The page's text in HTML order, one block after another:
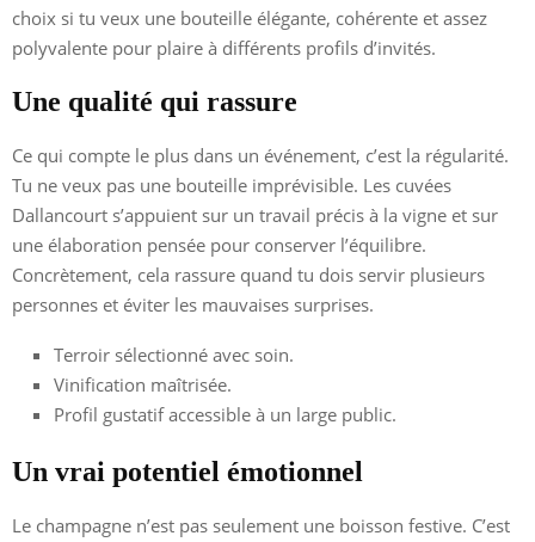
choix si tu veux une bouteille élégante, cohérente et assez
polyvalente pour plaire à différents profils d’invités.
Une qualité qui rassure
Ce qui compte le plus dans un événement, c’est la régularité.
Tu ne veux pas une bouteille imprévisible. Les cuvées
Dallancourt s’appuient sur un travail précis à la vigne et sur
une élaboration pensée pour conserver l’équilibre.
Concrètement, cela rassure quand tu dois servir plusieurs
personnes et éviter les mauvaises surprises.
Terroir sélectionné avec soin.
Vinification maîtrisée.
Profil gustatif accessible à un large public.
Un vrai potentiel émotionnel
Le champagne n’est pas seulement une boisson festive. C’est